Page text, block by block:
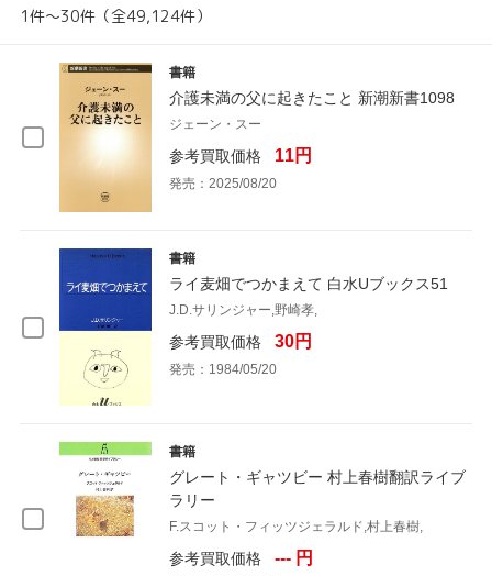
1件～30件（全49,124件）
書籍
介護未満の父に起きたこと 新潮新書1098
ジェーン・スー
参考買取価格 11円
発売：2025/08/20
書籍
ライ麦畑でつかまえて 白水Uブックス51
J.D.サリンジャー,野崎孝,
参考買取価格 30円
発売：1984/05/20
書籍
グレート・ギャツビー 村上春樹翻訳ライブ
ラリー
F.スコット・フィッツジェラルド,村上春樹,
参考買取価格 --- 円